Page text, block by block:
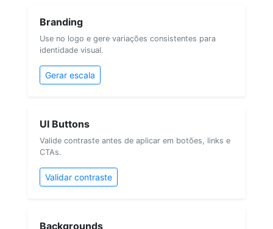
Branding
Use no logo e gere variações consistentes para
identidade visual.
Gerar escala
UI Buttons
Valide contraste antes de aplicar em botões, links e
CTAs.
Validar contraste
Backgrounds